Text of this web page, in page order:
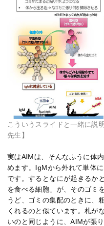
こういうスライドと一緒に説
先生】
実はAIMは、そんなふうに体
めます。IgMから外れて単体
です。するとなにが起きるか
を食べる細胞」が、そのゴミ
うど、ゴミの集配のときに、
くれるのと似ています。札が
いのと同じように、AIMが張